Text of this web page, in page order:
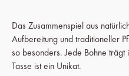
Das Zusammenspiel aus
Aufbereitung und traditioneller
so besonders. Jede Bohne
Tasse ist ein Unikat.